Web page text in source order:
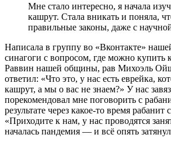
Мне стало интересно, я начала
кашрут. Стала вникать и поняла,
правильные законы, даже с
Написала в группу во «Вконтакте»
синагоги с вопросом, где можно купить
Раввин нашей общины, рав Михоэль
ответил: «Что это, у нас есть еврейка,
кашрут, а мы о вас не знаем?» У нас
порекомендовал мне поговорить с
результате через какое-то время рабанит
«Приходите к нам, у нас проводятся
началась пандемия — и всё опять